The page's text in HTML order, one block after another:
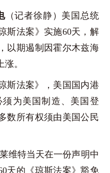
（记者徐静）美国总统
斯法案》实施60天，解
以期遏制因霍尔木兹海
。
法案》，美国国内港
为美国制造、美国登
数所有权须由美国公民
特当天在一份声明中
天的《琼斯法案》豁免